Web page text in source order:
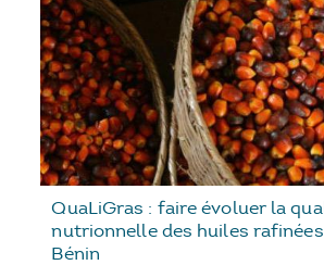
QuaLiGras : faire évoluer la
nutrionnelle des huiles
Bénin